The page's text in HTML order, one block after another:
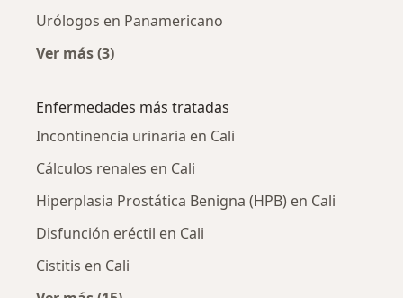
Urólogos en Panamericano
Ver más (3)
Enfermedades más tratadas
Incontinencia urinaria en Cali
Cálculos renales en Cali
Hiperplasia Prostática Benigna (HPB) en Cali
Disfunción eréctil en Cali
Cistitis en Cali